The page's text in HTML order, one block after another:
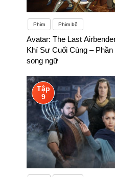
Phim Phim bộ
Avatar: The Last
Khí Sư Cuối Cùng –
song ngữ
Tập
9